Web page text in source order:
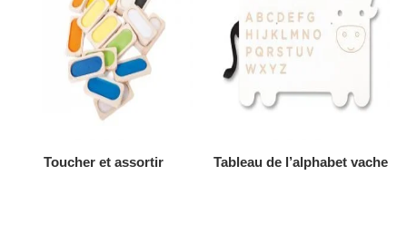
AJOUTER AU DEVIS
Toucher et assortir AJOUTER AU DEVIS
Tableau de l’alphabet vache